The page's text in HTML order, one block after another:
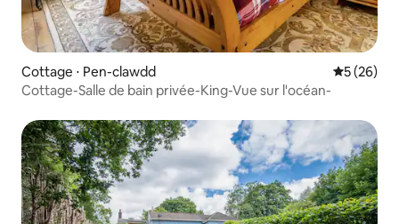
Cottage ⋅ Pen-clawdd
5 (26)
Cottage-Salle de bain privée-King-Vue sur l'océan-